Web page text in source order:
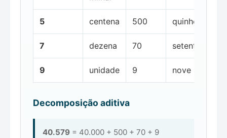
5 centena 500 quinhentos
7 dezena 70 setenta
9 unidade 9 nove
Decomposição aditiva
40.579 = 40.000 + 500 + 70 + 9